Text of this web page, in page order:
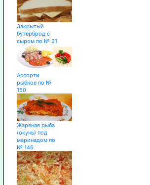
Закрытый
бутерброд с
сыром по № 21
Ассорти
рыбное по №
150
Жареная рыба
(окунь) под
маринадом по
№ 146